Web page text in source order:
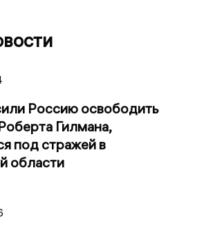
Россию освободить
Гилмана,
под стражей в
области